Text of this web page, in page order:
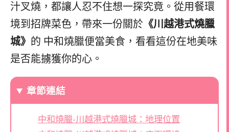
汁叉燒，都讓人忍不住想一探究竟。從用餐環
境到招牌菜色，帶來一份關於 《川越港式燒臘
城》 的 中和燒臘便當美食，看看這份在地美味
是否能擄獲你的心。
章節連結
中和燒臘-川越港式燒臘城：地理位置